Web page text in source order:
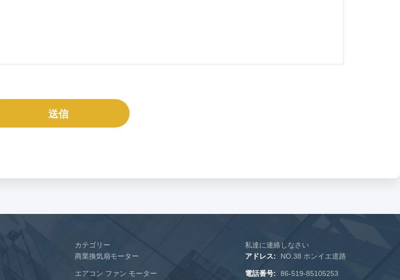
送信
カテゴリー
商業換気扇モーター
エアコン ファン モーター
私達に連絡しなさい
アドレス:
NO.38 ホンイエ道路
電話番号: 86-519-85105253